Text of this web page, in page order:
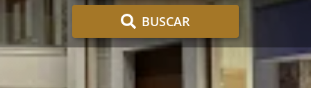
BUSCAR